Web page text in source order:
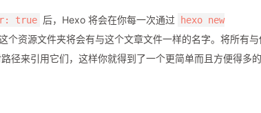
true 后，Hexo 将会在你每一次通过
hexo new
个资源文件夹将会有与这个文章文件一样的名字。将所有与
径来引用它们，这样你就得到了一个更简单而且方便得多